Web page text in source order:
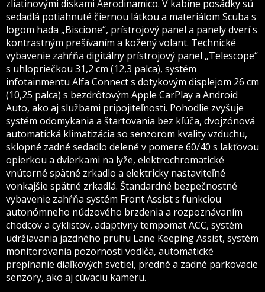
zliatinovými diskami Aerodinamico. V kabíne posádky sú
sedadlá potiahnuté čiernou látkou a materiálom Scuba s
logom hada „Biscione“, prístrojový panel a panely dverí s
kontrastným prešívaním a kožený volant. Technické
vybavenie zahŕňa digitálny prístrojový panel „Telescope“
s uhlopriečkou 31,2 cm (12,3 palca), systém
infotainmentu Alfa Connect s dotykovým displejom 26 cm
(10,25 palca) s bezdrôtovým Apple CarPlay a Android
Auto, ako aj službami pripojiteľnosti. Pohodlie zvyšuje
systém odomykania a štartovania bez kľúča, dvojzónová
automatická klimatizácia so senzorom kvality vzduchu,
sklopné zadné sedadlo delené v pomere 60/40 s lakťovou
opierkou a dvierkami na lyže, elektrochromatické
vnútorné spätné zrkadlo a elektricky nastaviteľné
vonkajšie spätné zrkadlá. Štandardné bezpečnostné
vybavenie zahŕňa systém Front Assist s funkciou
autonómneho núdzového brzdenia a rozpoznávaním
chodcov a cyklistov, adaptívny tempomat ACC, systém
udržiavania jazdného pruhu Lane Keeping Assist, systém
monitorovania pozornosti vodiča, automatické
prepínanie diaľkových svetiel, predné a zadné parkovacie
senzory, ako aj cúvaciu kameru.